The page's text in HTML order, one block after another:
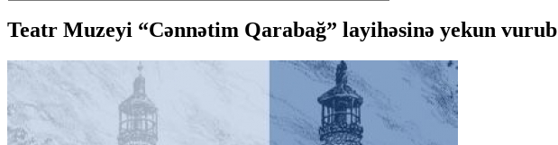
Teatr Muzeyi “Cənnətim Qarabağ” layihəsinə yekun vurub